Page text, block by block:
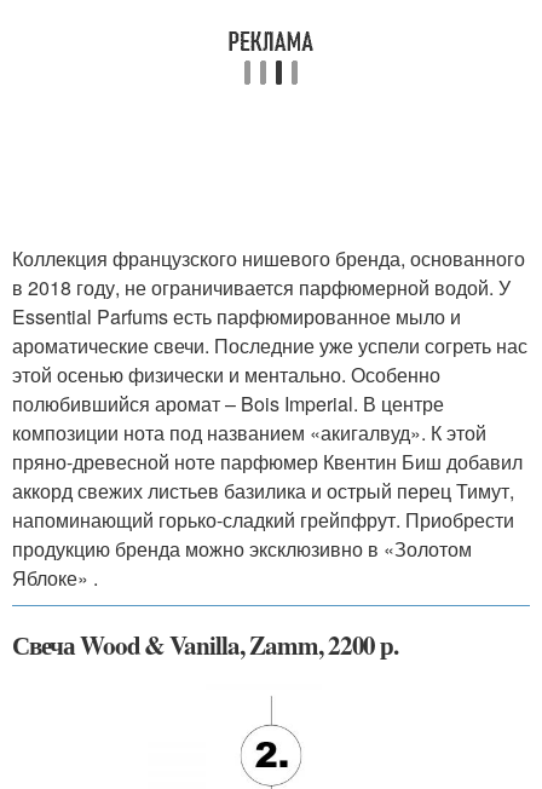
Коллекция французского нишевого бренда, основанного
в 2018 году, не ограничивается парфюмерной водой. У
Essential Parfums есть парфюмированное мыло и
ароматические свечи. Последние уже успели согреть нас
этой осенью физически и ментально. Особенно
полюбившийся аромат – Bois Imperial. В центре
композиции нота под названием «акигалвуд». К этой
пряно-древесной ноте парфюмер Квентин Биш добавил
аккорд свежих листьев базилика и острый перец Тимут,
напоминающий горько-сладкий грейпфрут. Приобрести
продукцию бренда можно эксклюзивно в «Золотом
Яблоке» .
Свеча Wood & Vanilla, Zamm, 2200 р.